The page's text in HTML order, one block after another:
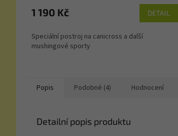
1 190 Kč DETAIL
Speciální postroj na canicross a další
mushingové sporty
Popis Podobné (4) Hodnocení
Detailní popis produktu